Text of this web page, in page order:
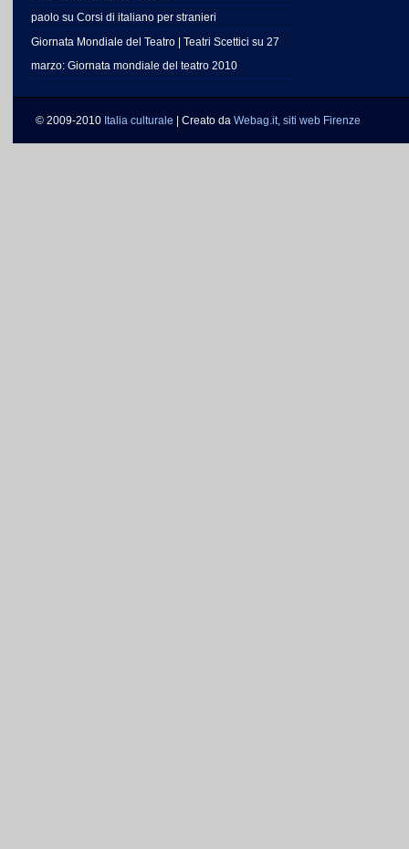
paolosu Corsi di italiano per stranieri
Giornata Mondiale del Teatro | Teatri Scettici su 27
marzo: Giornata mondiale del teatro 2010
© 2009-2010 Italia culturale | Creato da Webag.it, siti web Firenze